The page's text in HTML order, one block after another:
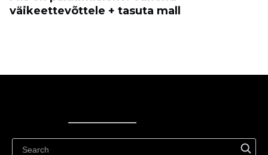
väikeettevõttele + tasuta mall